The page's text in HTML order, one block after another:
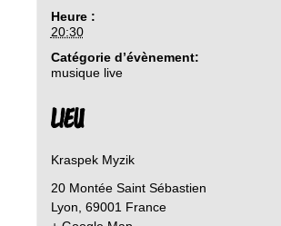
Heure :
20:30
Catégorie d’évènement:
musique live
LIEU
Kraspek Myzik
20 Montée Saint Sébastien
Lyon 69001 France